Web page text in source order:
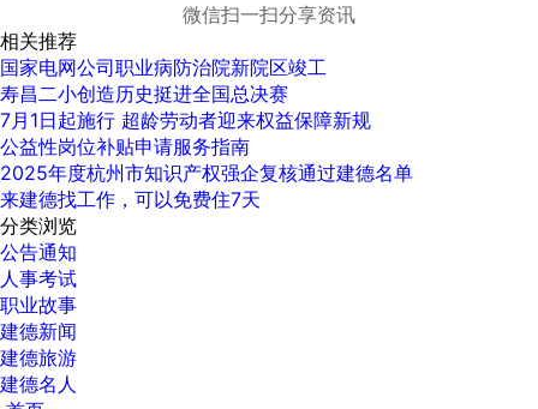
微信扫一扫分享资讯
相关推荐
国家电网公司职业病防治院新院区竣工
寿昌二小创造历史挺进全国总决赛
7月1日起施行 超龄劳动者迎来权益保障新规
公益性岗位补贴申请服务指南
2025年度杭州市知识产权强企复核通过建德名单
来建德找工作，可以免费住7天
分类浏览
公告通知
人事考试
职业故事
建德新闻
建德旅游
建德名人